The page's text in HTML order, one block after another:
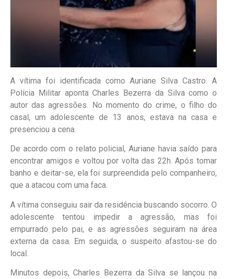
A vítima foi identificada como Auriane Silva Castro. A
Polícia Militar aponta Charles Bezerra da Silva como o
autor das agressões. No momento do crime, o filho do
casal, um adolescente de 13 anos, estava na casa e
presenciou a cena.
De acordo com o relato policial, Auriane havia saído para
encontrar amigos e voltou por volta das 22h. Após tomar
banho e deitar-se, ela foi surpreendida pelo companheiro,
que a atacou com uma faca.
A vítima conseguiu sair da residência buscando socorro. O
adolescente tentou impedir a agressão, mas foi
empurrado pelo pai, e as agressões seguiram na área
externa da casa. Em seguida, o suspeito afastou-se do
local.
Minutos depois, Charles Bezerra da Silva se lançou na